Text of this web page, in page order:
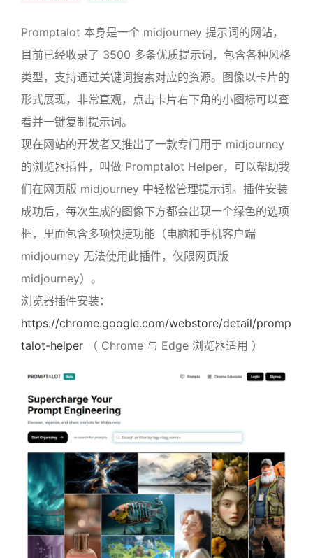
Promptalot 本身是一个 midjourney 提示词的网站，
目前已经收录了 3500 多条优质提示词，包含各种风格
类型，支持通过关键词搜索对应的资源。图像以卡片的
形式展现，非常直观，点击卡片右下角的小图标可以查
看并一键复制提示词。
现在网站的开发者又推出了一款专门用于 midjourney
的浏览器插件，叫做 Promptalot Helper，可以帮助我
们在网页版 midjourney 中轻松管理提示词。插件安装
成功后，每次生成的图像下方都会出现一个绿色的选项
框，里面包含多项快捷功能（电脑和手机客户端
midjourney 无法使用此插件，仅限网页版
midjourney）。
浏览器插件安装：
https://chrome.google.com/webstore/detail/promp
talot-helper （ Chrome 与 Edge 浏览器适用 ）